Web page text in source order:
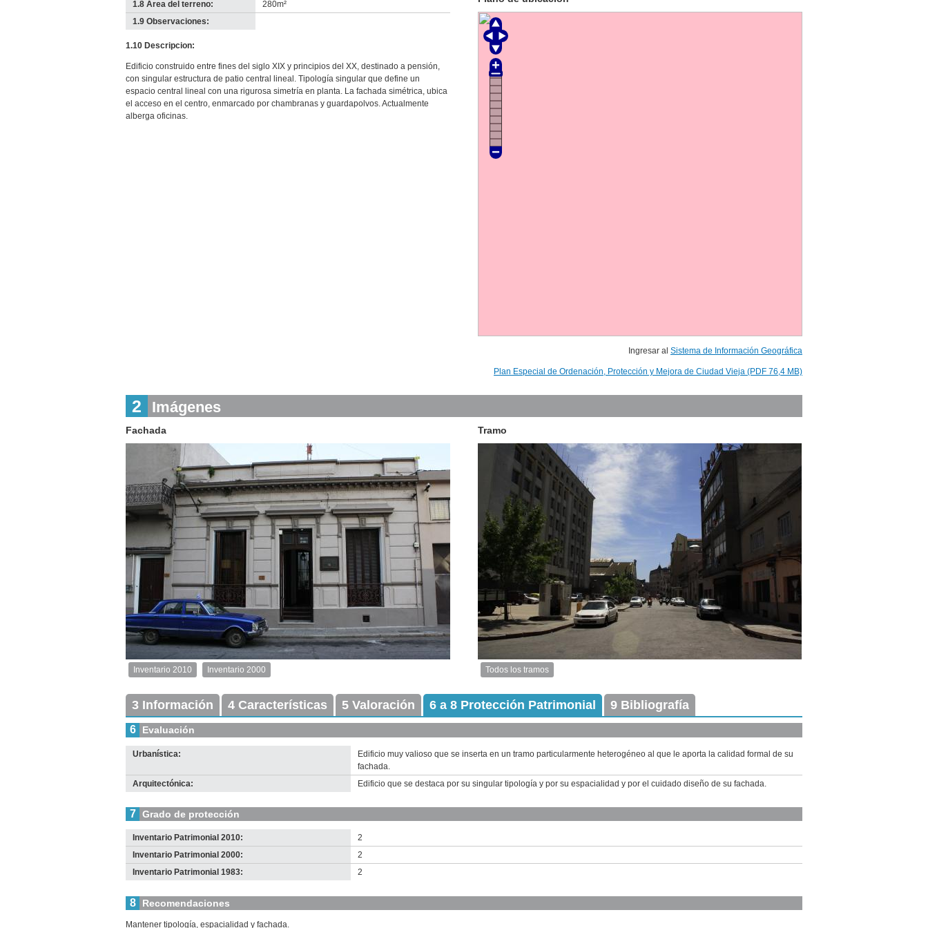
1.8 Área del terreno:
280m²
1.9 Observaciones:
1.10 Descripcion:
Edificio construido entre fines del siglo XIX y principios del XX, destinado a pensión,
con singular estructura de patio central lineal. Tipología singular que define un
espacio central lineal con una rigurosa simetría en planta. La fachada simétrica, ubica
el acceso en el centro, enmarcado por chambranas y guardapolvos. Actualmente
alberga oficinas.
Ingresar al Sistema de Información Geográfica
Plan Especial de Ordenación, Protección y Mejora de Ciudad Vieja (PDF 76,4 MB)
2 Imágenes
Fachada
Inventario
Exterior
Descargar
imagen
original
Inventario 2010
Inventario 2000
Tramo
Imagen
tramo:
3)
Descargar
original
Todos los tramos
3 Información 4 Características 5 Valoración 6 a 8 Protección Patrimonial 9 Bibliografía
6 Evaluación
Urbanística:
Edificio muy valioso que se inserta en un tramo particularmente heterogéneo al que le aporta la calidad formal de su
fachada.
Arquitectónica:
Edificio que se destaca por su singular tipología y por su espacialidad y por el cuidado diseño de su fachada.
7 Grado de protección
Inventario Patrimonial 2010:
2
Inventario Patrimonial 2000:
2
Inventario Patrimonial 1983:
2
8 Recomendaciones
Mantener tipología, espacialidad y fachada.